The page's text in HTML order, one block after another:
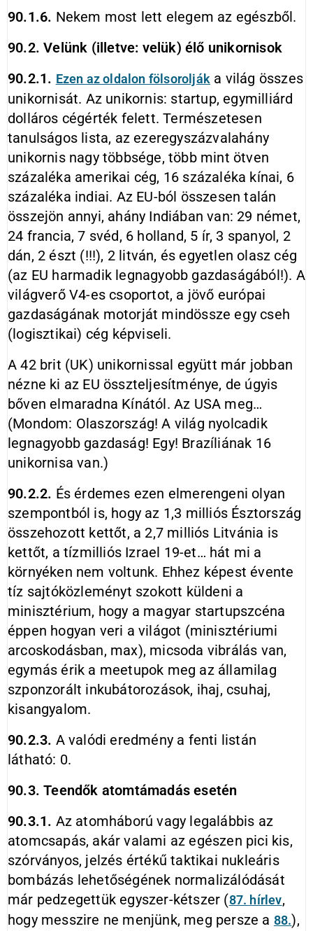
90.1.6. Nekem most lett elegem az egészből.
90.2. Velünk (illetve: velük) élő unikornisok
90.2.1. Ezen az oldalon fölsorolják a világ összes
unikornisát. Az unikornis: startup, egymilliárd
dolláros cégérték felett. Természetesen
tanulságos lista, az ezeregyszázvalahány
unikornis nagy többsége, több mint ötven
százaléka amerikai cég, 16 százaléka kínai, 6
százaléka indiai. Az EU-ból összesen talán
összejön annyi, ahány Indiában van: 29 német,
24 francia, 7 svéd, 6 holland, 5 ír, 3 spanyol, 2
dán, 2 észt (!!!), 2 litván, és egyetlen olasz cég
(az EU harmadik legnagyobb gazdaságából!). A
világverő V4-es csoportot, a jövő európai
gazdaságának motorját mindössze egy cseh
(logisztikai) cég képviseli.
A 42 brit (UK) unikornissal együtt már jobban
nézne ki az EU összteljesítménye, de úgyis
bőven elmaradna Kínától. Az USA meg…
(Mondom: Olaszország! A világ nyolcadik
legnagyobb gazdaság! Egy! Brazíliának 16
unikornisa van.)
90.2.2. És érdemes ezen elmerengeni olyan
szempontból is, hogy az 1,3 milliós Észtország
összehozott kettőt, a 2,7 milliós Litvánia is
kettőt, a tízmilliós Izrael 19-et… hát mi a
környéken nem voltunk. Ehhez képest évente
tíz sajtóközleményt szokott küldeni a
minisztérium, hogy a magyar startupszcéna
éppen hogyan veri a világot (minisztériumi
arcoskodásban, max), micsoda vibrálás van,
egymás érik a meetupok meg az államilag
szponzorált inkubátorozások, ihaj, csuhaj,
kisangyalom.
90.2.3. A valódi eredmény a fenti listán
látható: 0.
90.3. Teendők atomtámadás esetén
90.3.1. Az atomháború vagy legalábbis az
atomcsapás, akár valami az egészen pici kis,
szórványos, jelzés értékű taktikai nukleáris
bombázás lehetőségének normalizálódását
már pedzegettük egyszer-kétszer (87. hírlev,
hogy messzire ne menjünk, meg persze a 88.),